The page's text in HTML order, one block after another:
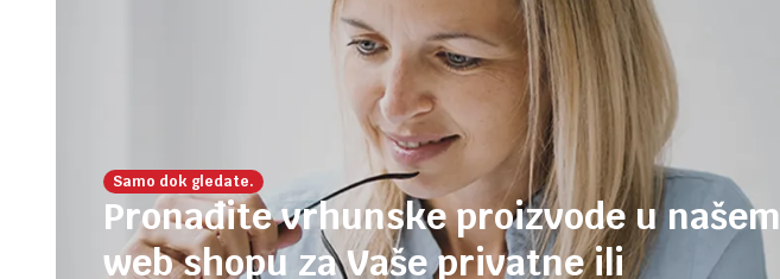
Samo dok gledate.
Pronađite vrhunske proizvode u našem
web shopu za Vaše privatne ili